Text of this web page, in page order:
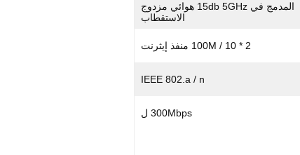
المدمج في 15db 5GHz هوائي مزدوج
الاستقطاب
2 * 10 / 100M منفذ إيثرنت
IEEE 802.a / n
300Mbps ل